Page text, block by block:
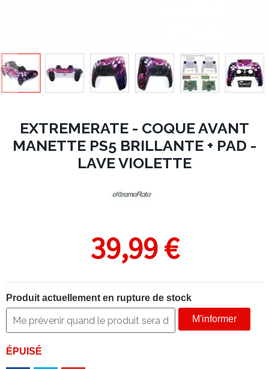
EXTREMERATE - COQUE AVANT
MANETTE PS5 BRILLANTE + PAD -
LAVE VIOLETTE
39,99 €
Produit actuellement en rupture de stock
M'informer
ÉPUISÉ